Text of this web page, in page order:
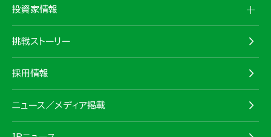
投資家情報
挑戦ストーリー
採用情報
ニュース／メディア掲載